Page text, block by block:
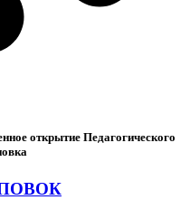
открытие Педагогического